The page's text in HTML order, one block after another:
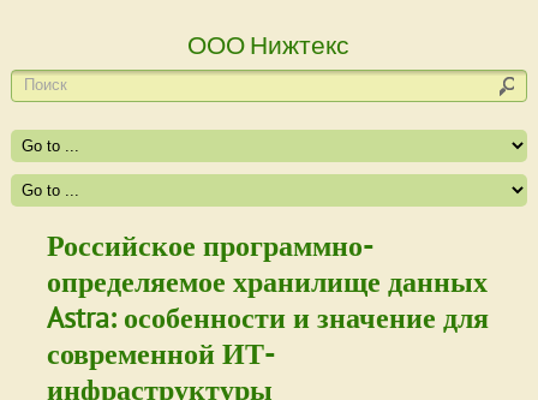
ООО Нижтекс
Российское программно-
определяемое хранилище данных
Astra: особенности и значение для
современной ИТ-
инфраструктуры